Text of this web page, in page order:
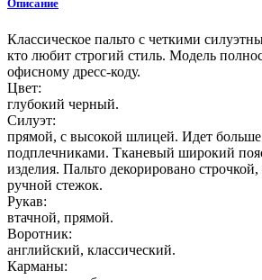
Описание
Классическое пальто с четкими
кто любит строгий стиль. Модель
офисному дресс-коду.
Цвет:
глубокий черный.
Силуэт:
прямой, с высокой шлицей. Идет
подплечниками. Тканевый широкий
изделия. Пальто декорировано
ручной стежок.
Рукав:
втачной, прямой.
Воротник:
английский, классический.
Карманы: